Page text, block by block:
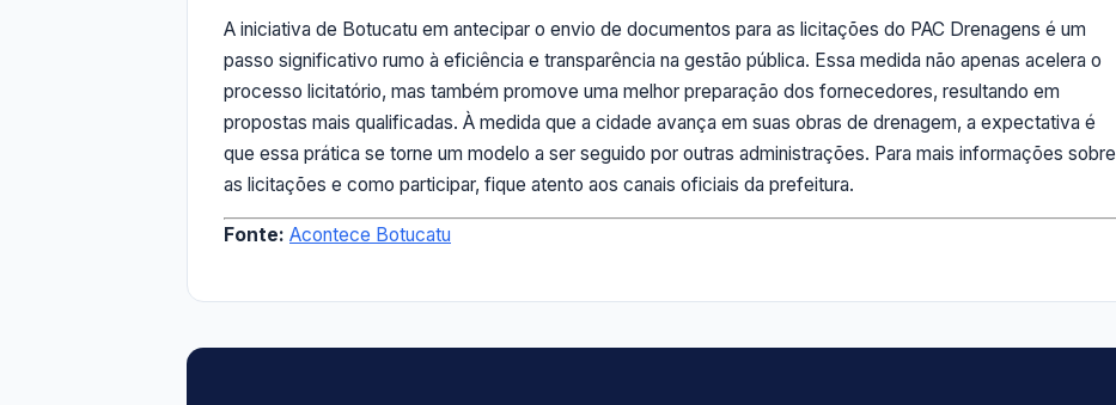
A iniciativa de Botucatu em antecipar o envio de documentos para as licitações do PAC Drenagens é um
passo significativo rumo à eficiência e transparência na gestão pública. Essa medida não apenas acelera o
processo licitatório, mas também promove uma melhor preparação dos fornecedores, resultando em
propostas mais qualificadas. À medida que a cidade avança em suas obras de drenagem, a expectativa é
que essa prática se torne um modelo a ser seguido por outras administrações. Para mais informações sobre
as licitações e como participar, fique atento aos canais oficiais da prefeitura.
Fonte: Acontece Botucatu